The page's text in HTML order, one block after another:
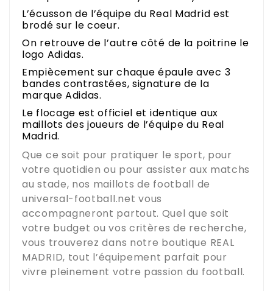
L’écusson de l’équipe du Real Madrid est
brodé sur le coeur.
On retrouve de l’autre côté de la poitrine le
logo Adidas.
Empiècement sur chaque épaule avec 3
bandes contrastées, signature de la
marque Adidas.
Le flocage est officiel et identique aux
maillots des joueurs de l’équipe du Real
Madrid.
Que ce soit pour pratiquer le sport, pour
votre quotidien ou pour assister aux matchs
au stade, nos maillots de football de
universal-football.net vous
accompagneront partout. Quel que soit
votre budget ou vos critères de recherche,
vous trouverez dans notre boutique REAL
MADRID, tout l’équipement parfait pour
vivre pleinement votre passion du football.